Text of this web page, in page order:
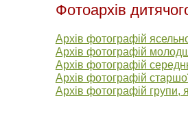
Фотоархів
Архів фотографій
Архів фотографій
Архів фотографій
Архів фотографій
Архів фотографій групи,